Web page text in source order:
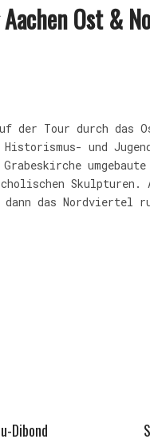
Ost &
der Tour durch das
und
Skulpturen.
das Nordviertel
Dibond